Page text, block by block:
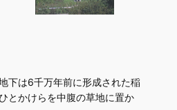
下は6千万年前に形成された稲
とかけらを中腹の草地に置か